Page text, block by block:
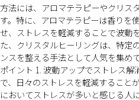
方法には、アロマテラピーやクリス
す。特に、アロマテラピーは香りを
せ、ストレスを軽減することで波動
た、クリスタルヒーリングは、特定
ンスを整える手法として人気を集め
ポイント 1. 波動アップでストレス解
で、日々のストレスを軽減すること
においてストレスが多いと感じる人